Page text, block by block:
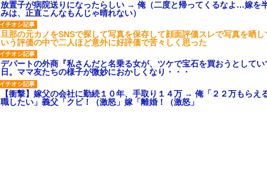
放置子が病院送りになったらしい → 俺（二度と帰ってくるなよ…嫁を
みは、正直こんなもんじゃ晴れない）
旦那の元カノをSNSで探して写真を保存して顔面評価スレで写真を晒
いう評価の中で二人ほど意外に好評価で苦々しく思った
デパートの外商『私さんだと名乗る女が、ツケで宝石を買おうとして
日。ママ友たちの様子が微妙におかしくなり・・・
【衝撃】嫁父の会社に勤続１０年、手取り１４万 → 俺「２２万もらえ
職したい」義父「クビ！（激怒」嫁「離婚！（激怒」